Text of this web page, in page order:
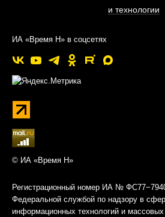
и технологии
ИА «Время Н» в соцсетях
© ИА «Время Н»
Регистрационный номер ИА №
Федеральной службой по надзору в
информационных технологий и